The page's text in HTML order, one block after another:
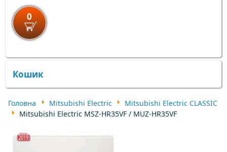
0
×
×
Кошик
Головна Mitsubishi Electric
Mitsubishi Electric CLASSIC
Mitsubishi Electric MSZ-HR35VF / MUZ-HR35VF